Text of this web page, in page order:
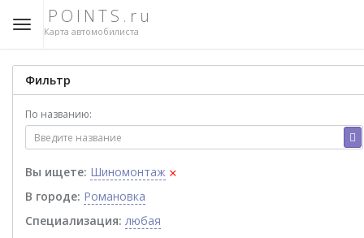
POINTS.ru
Карта автомобилиста
Фильтр
По названию:
Вы ищете: Шиномонтаж ×
В городе: Романовка
Специализация: любая